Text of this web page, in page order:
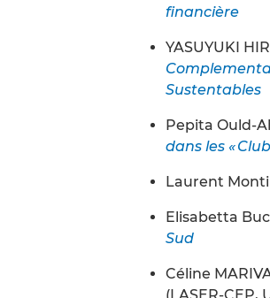
financière
YASUYUKI
Sustentables
Pepita Ould-
dans les «
Laurent
Elisabetta
Sud
Céline